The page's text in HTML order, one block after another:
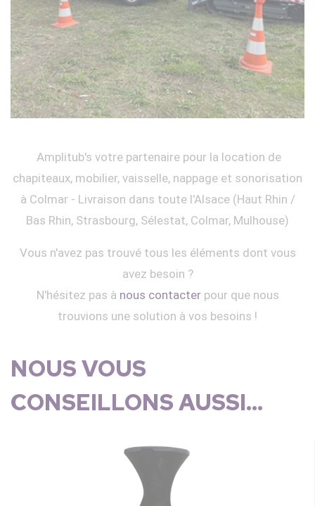
Amplitub's votre partenaire pour la location de
chapiteaux, mobilier, vaisselle, nappage et sonorisation
à Colmar - Livraison dans toute l'Alsace (Haut Rhin /
Bas Rhin, Strasbourg, Sélestat, Colmar, Mulhouse)
Vous n'avez pas trouvé tous les éléments dont vous
avez besoin ?
N'hésitez pas à nous contacterpour que nous
trouvions une solution à vos besoins !
NOUS VOUS
CONSEILLONS AUSSI...